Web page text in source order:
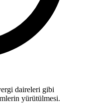
daireleri gibi
yürütülmesi.